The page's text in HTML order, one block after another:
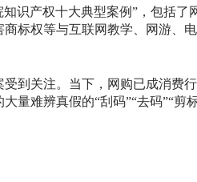
识产权十大典型案例”，包括
标权等与互联网教学、网游、
到关注。当下，网购已成消费
难辨真假的“刮码”“去码”“剪